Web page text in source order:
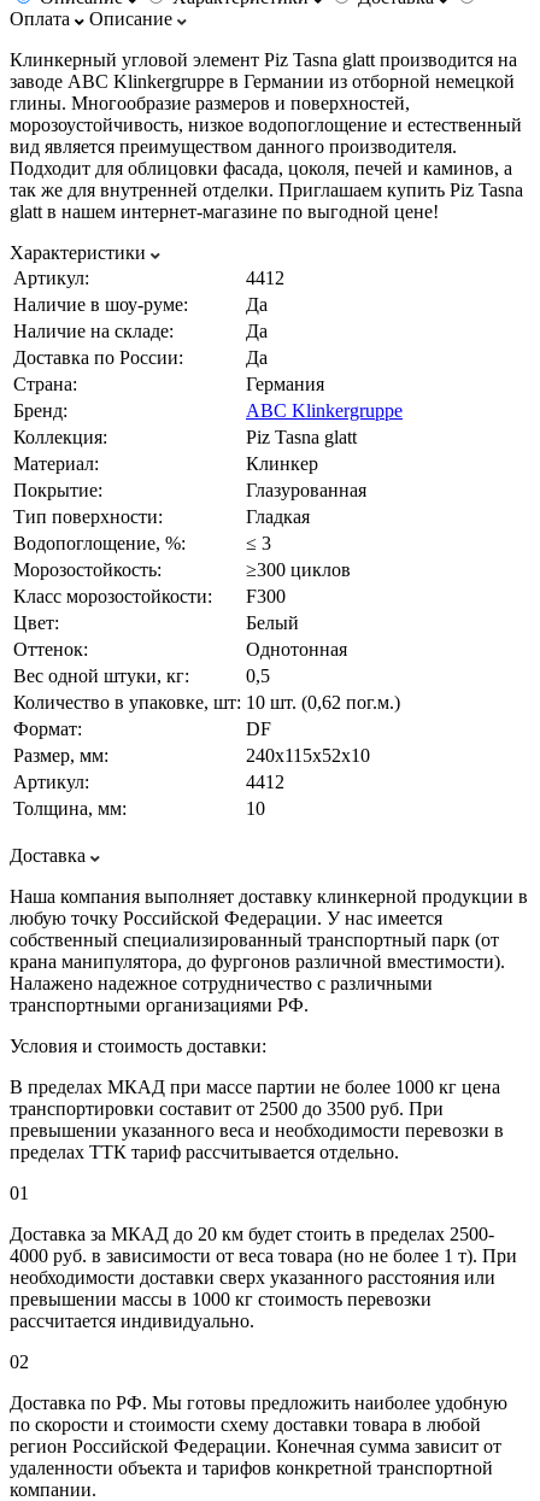
Оплата
Описание
Клинкерный угловой элемент Piz Tasna glatt производится на
заводе ABC Klinkergruppe в Германии из отборной немецкой
глины. Многообразие размеров и поверхностей,
морозоустойчивость, низкое водопоглощение и естественный
вид является преимуществом данного производителя.
Подходит для облицовки фасада, цоколя, печей и каминов, а
так же для внутренней отделки. Приглашаем купить Piz Tasna
glatt в нашем интернет-магазине по выгодной цене!
Характеристики
Артикул:
4412
Наличие в шоу-руме:
Да
Наличие на складе:
Да
Доставка по России:
Да
Страна:
Германия
Бренд:
ABC Klinkergruppe
Коллекция:
Piz Tasna glatt
Материал:
Клинкер
Покрытие:
Глазурованная
Тип поверхности:
Гладкая
Водопоглощение, %:
≤ 3
Морозостойкость:
≥300 циклов
Класс морозостойкости:
F300
Цвет:
Белый
Оттенок:
Однотонная
Вес одной штуки, кг:
0,5
Количество в упаковке, шт: 10 шт. (0,62 пог.м.)
Формат:
DF
Размер, мм:
240х115х52х10
Артикул:
4412
Толщина, мм:
10
Доставка
Наша компания выполняет доставку клинкерной продукции в
любую точку Российской Федерации. У нас имеется
собственный специализированный транспортный парк (от
крана манипулятора, до фургонов различной вместимости).
Налажено надежное сотрудничество с различными
транспортными организациями РФ.
Условия и стоимость доставки:
В пределах МКАД при массе партии не более 1000 кг цена
транспортировки составит от 2500 до 3500 руб. При
превышении указанного веса и необходимости перевозки в
пределах ТТК тариф рассчитывается отдельно.
01
Доставка за МКАД до 20 км будет стоить в пределах 2500-
4000 руб. в зависимости от веса товара (но не более 1 т). При
необходимости доставки сверх указанного расстояния или
превышении массы в 1000 кг стоимость перевозки
рассчитается индивидуально.
02
Доставка по РФ. Мы готовы предложить наиболее удобную
по скорости и стоимости схему доставки товара в любой
регион Российской Федерации. Конечная сумма зависит от
удаленности объекта и тарифов конкретной транспортной
компании.